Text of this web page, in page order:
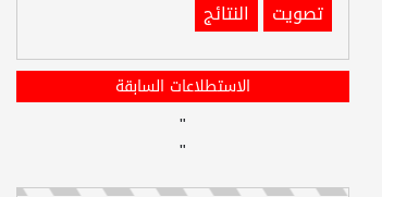
تصويت
النتائج
الاستطلاعات السابقة
"
"